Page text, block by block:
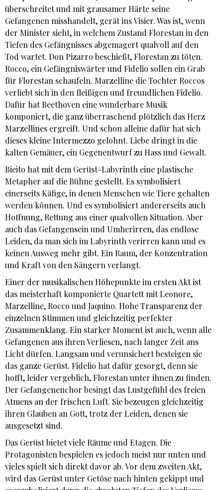
überschreitet und mit grausamer Härte seine
Gefangenen misshandelt, gerät ins Visier. Was ist, wenn
der Minister sieht, in welchem Zustand Florestan in den
Tiefen des Gefängnisses abgemagert qualvoll auf den
Tod wartet. Don Pizarro beschießt, Florestan zu töten.
Rocco, ein Gefängniswärter und Fidelio sollen ein Grab
für Florestan schaufeln. Marzelline die Tochter Roccos
verliebt sich in den fleißigen und freundlichen Fidelio.
Dafür hat Beethoven eine wunderbare Musik
komponiert, die ganz überraschend plötzlich das Herz
Marzellines ergreift. Und schon alleine dafür hat sich
dieses kleine Intermezzo gelohnt. Liebe dringt in die
kalten Gemäuer, ein Gegenentwurf zu Hass und Gewalt.
Bieito hat mit dem Gerüst-Labyrinth eine plastische
Metapher auf die Bühne gestellt. Es symbolisiert
einerseits Käfige, in denen Menschen wie Tiere gehalten
werden können. Und es symbolisiert andererseits auch
Hoffnung, Rettung aus einer qualvollen Situation. Aber
auch das Gefangensein und Umherirren, das endlose
Leiden, da man sich im Labyrinth verirren kann und es
keinen Ausweg mehr gibt. Ein Raum, der Konzentration
und Kraft von den Sängern verlangt.
Einer der musikalischen Höhepunkte im ersten Akt ist
das meisterhaft komponierte Quartett mit Leonore,
Marzelline, Rocco und Jaquino. Hohe Transparenz der
einzelnen Stimmen und gleichzeitig perfekter
Zusammenklang. Ein starker Moment ist auch, wenn alle
Gefangenen aus ihren Verliesen, nach langer Zeit ans
Licht dürfen. Langsam und verunsichert besteigen sie
das ganze Gerüst. Fidelio hat dafür gesorgt, denn sie
hofft, leider vergeblich, Florestan unter ihnen zu finden.
Der Gefangenenchor besingt das Lustgefühl des freien
Atmens an der frischen Luft. Sie bezeugen gleichzeitig
ihren Glauben an Gott, trotz der Leiden, denen sie
ausgesetzt sind.
Das Gerüst bietet viele Räume und Etagen. Die
Protagonisten bespielen es jedoch meist nur unten und
vieles spielt sich direkt davor ab. Vor dem zweiten Akt,
wird das Gerüst unter Getöse nach hinten gekippt und